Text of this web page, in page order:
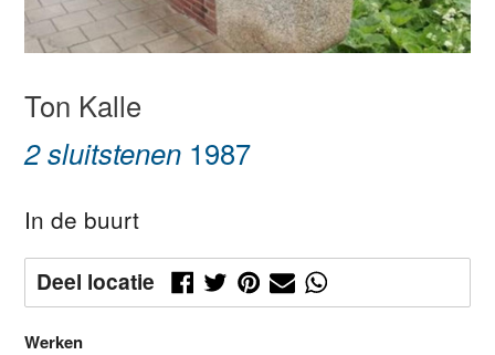
Ton Kalle
2 sluitstenen 1987
In de buurt
Deel locatie
Werken